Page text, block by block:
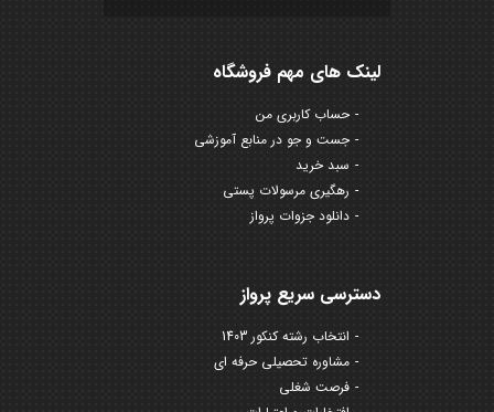
لینک های مهم فروشگاه
حساب کاربری من
جست و جو در منابع آموزشی
سبد خرید
رهگیری مرسولات پستی
دانلود جزوات پرواز
دسترسی سریع پرواز
انتخاب رشته کنکور 1403
مشاوره تحصیلی حرفه ای
فرصت شغلی